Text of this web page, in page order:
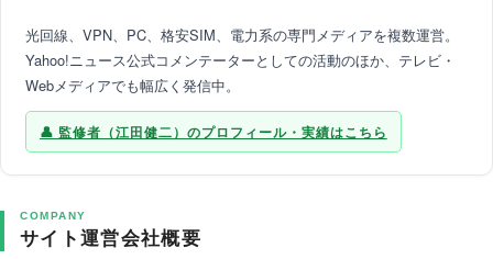
光回線、VPN、PC、格安SIM、電力系の専門メディアを複数運営。
Yahoo!ニュース公式コメンテーターとしての活動のほか、テレビ・
Webメディアでも幅広く発信中。
監修者（江田健二）のプロフィール・実績はこちら
COMPANY
サイト運営会社概要